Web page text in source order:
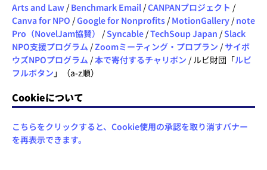
Arts and Law / Benchmark Email /CANPANプロジェクト /
Canva for NPO /Google for Nonprofits / MotionGallery / note
Pro（NovelJam協賛）
/Syncable /TechSoup Japan /Slack
NPO支援プログラム /Zoomミーティング・プロプラン /サイボ
ウズNPOプログラム /本で寄付するチャリボン / ルビ財団「ルビ
フルボタン 」（a-z順）
Cookieについて
こちらをクリックすると、Cookie使用の承認を取り消すバナー
を再表示できます。